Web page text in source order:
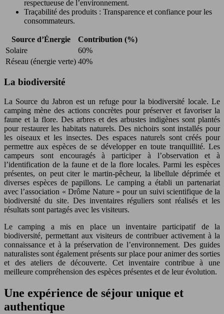
respectueuse de l’environnement.
Traçabilité des produits : Transparence et confiance pour les
consommateurs.
Source d’Énergie
Contribution (%)
Solaire
60%
Réseau (énergie verte) 40%
La biodiversité
La Source du Jabron est un refuge pour la biodiversité locale. Le
camping mène des actions concrètes pour préserver et favoriser la
faune et la flore. Des arbres et des arbustes indigènes sont plantés
pour restaurer les habitats naturels. Des nichoirs sont installés pour
les oiseaux et les insectes. Des espaces naturels sont créés pour
permettre aux espèces de se développer en toute tranquillité. Les
campeurs sont encouragés à participer à l’observation et à
l’identification de la faune et de la flore locales. Parmi les espèces
présentes, on peut citer le martin-pêcheur, la libellule déprimée et
diverses espèces de papillons. Le camping a établi un partenariat
avec l’association « Drôme Nature » pour un suivi scientifique de la
biodiversité du site. Des inventaires réguliers sont réalisés et les
résultats sont partagés avec les visiteurs.
Le camping a mis en place un inventaire participatif de la
biodiversité, permettant aux visiteurs de contribuer activement à la
connaissance et à la préservation de l’environnement. Des guides
naturalistes sont également présents sur place pour animer des sorties
et des ateliers de découverte. Cet inventaire contribue à une
meilleure compréhension des espèces présentes et de leur évolution.
Une expérience de séjour unique et
authentique